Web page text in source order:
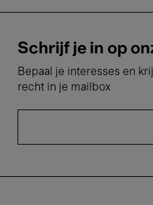
Schrijf je in op
Bepaal je interesses en
recht in je mailbox